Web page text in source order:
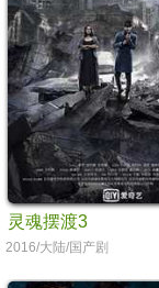
灵魂摆渡3
2016/大陆/国产剧